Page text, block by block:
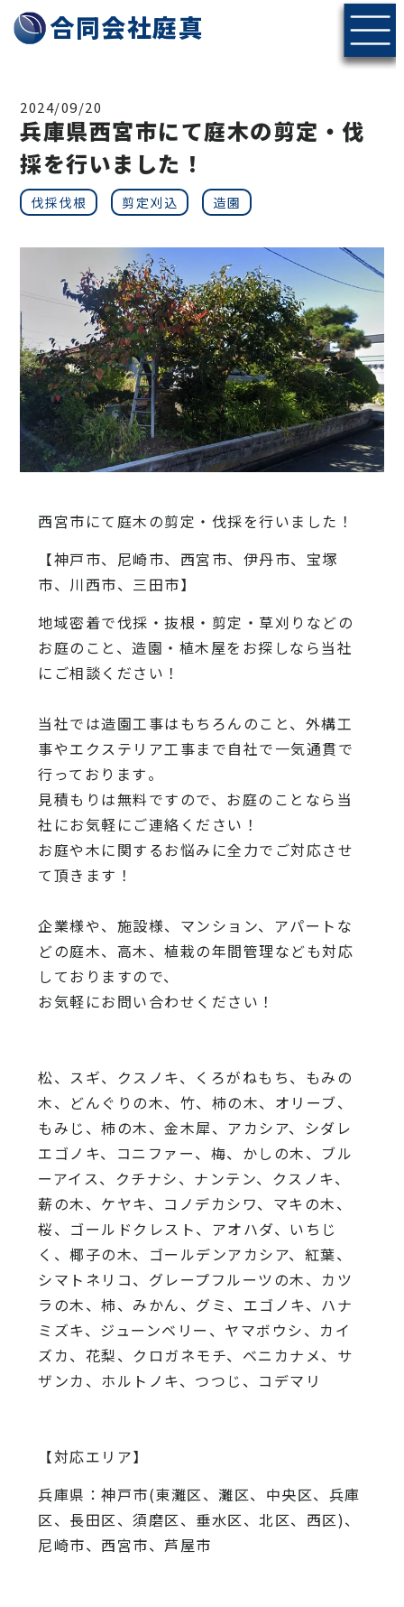
神戸・北摂エリアの伐採・剪定なら合同会社庭真へ
合同会社庭真
2024/09/20
兵庫県西宮市にて庭木の剪定・伐
採を行いました！
伐採伐根 剪定刈込 造園
西宮市にて庭木の剪定・伐採を行いました！
【神戸市、尼崎市、西宮市、伊丹市、宝塚
市、川西市、三田市】
地域密着で伐採・抜根・剪定・草刈りなどの
お庭のこと、造園・ 植木屋をお探しなら当社
にご相談ください！
当社では造園工事はもちろんのこと、 外構工
事やエクステリア工事まで自社で一気通貫で
行っております。
見積もりは無料ですので、 お庭のことなら当
社にお気軽にご連絡ください！
お庭や木に関するお悩みに全力でご対応させ
て頂きます！
企業様や、施設様、マンション、アパートな
どの庭木、高木、植栽の年間管理なども対応
しておりますので、
お気軽にお問い合わせください！
松、スギ、クスノキ、くろがねもち、もみの
木、どんぐりの木、 竹、柿の木、オリーブ、
もみじ、柿の木、金木犀、アカシア、 シダレ
エゴノキ、コニファー、梅、かしの木、ブル
ーアイス、 クチナシ、ナンテン、クスノキ、
薪の木、ケヤキ、コノデカシワ、マキの木、
桜、 ゴールドクレスト、アオハダ、いちじ
く、椰子の木、 ゴールデンアカシア、紅葉、
シマトネリコ、 グレープフルーツの木、カツ
ラの木、柿、みかん、グミ、 エゴノキ、ハナ
ミズキ、ジューンベリー、ヤマボウシ、カイ
ズカ、 花梨、クロガネモチ、ベニカナメ、サ
ザンカ、ホルトノキ、 つつじ、コデマリ
【対応エリア】
兵庫県：神戸市(東灘区、灘区、中央区、兵庫
区、長田区、須磨区、垂水区、北区、西区)、
尼崎市、西宮市、芦屋市